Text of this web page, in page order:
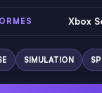
Xbox
SIMULATION